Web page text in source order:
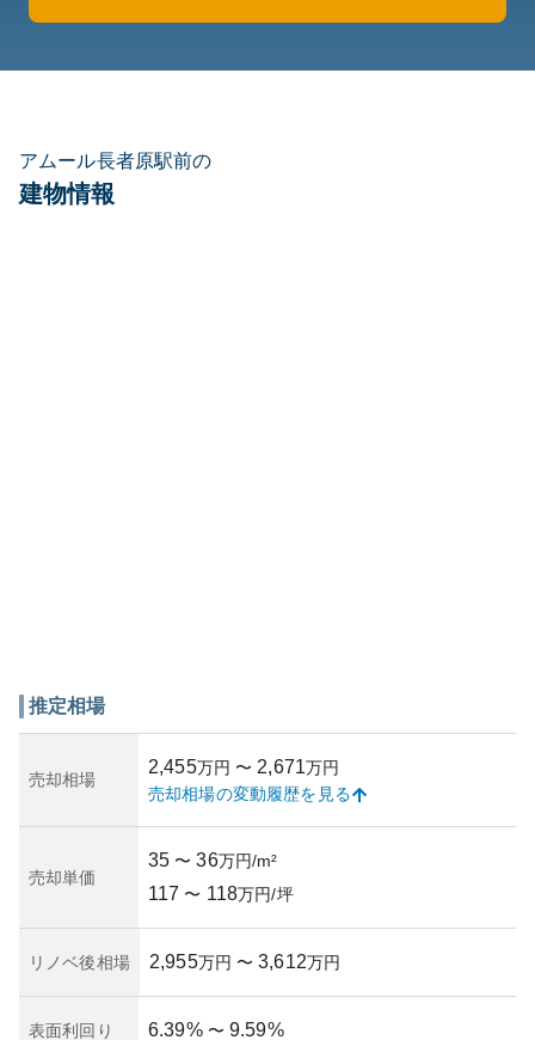
アムール長者原駅前の
建物情報
推定相場
売却相場
2,455万円 〜 2,671万円
売却相場の変動履歴を見る
売却単価
35 〜 36万円/m²
117 〜 118万円/坪
リノベ後相場 2,955万円 〜 3,612万円
表面利回り 6.39% 〜 9.59%